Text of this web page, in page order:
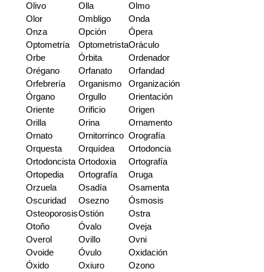
Olivo
Olla
Olmo
Olor
Ombligo
Onda
Onza
Opción
Ópera
Optometría
OptometristaOráculo
Orbe
Órbita
Ordenador
Orégano
Orfanato
Orfandad
Orfebrería
Organismo
Organización
Órgano
Orgullo
Orientación
Oriente
Orificio
Origen
Orilla
Orina
Ornamento
Ornato
Ornitorrinco Orografía
Orquesta
Orquídea
Ortodoncia
Ortodoncista Ortodoxia
Ortografía
Ortopedia
Ortografía
Oruga
Orzuela
Osadía
Osamenta
Oscuridad
Osezno
Ósmosis
OsteoporosisOstión
Ostra
Otoño
Óvalo
Oveja
Overol
Ovillo
Ovni
Ovoide
Óvulo
Oxidación
Óxido
Oxiuro Ozono